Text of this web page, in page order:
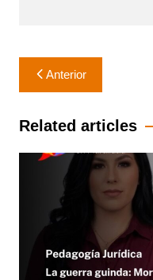
Navegación
de
entradas
Anterior
Related articles